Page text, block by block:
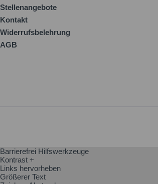
Stellenangebote
Kontakt
Widerrufsbelehrung
AGB
Barrierefrei Hilfswerkzeuge
Kontrast +
Links hervorheben
Größerer Text